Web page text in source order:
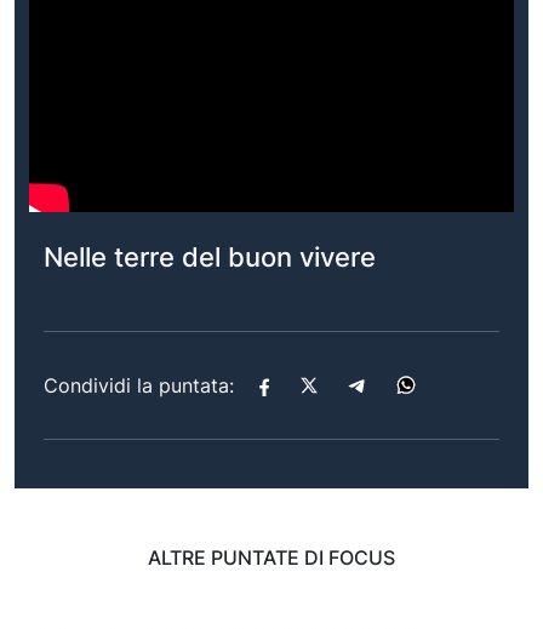
Nelle terre del buon vivere
Condividi la puntata:
ALTRE PUNTATE DI FOCUS